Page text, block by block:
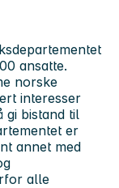
ansatte.
norske
interesser
gi bistand til
er
annet med
alle